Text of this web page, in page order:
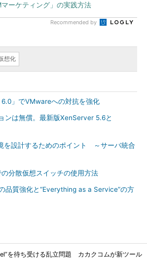
ーケティング」の実践方法
Recommended by
想化
」でVMwareへの対抗を強化
ンは無償。最新版XenServer 5.6と
を設計するためのポイント ～サーバ統合
分散仮想スイッチの使用方法
品質強化と“Everything as a Service”の方
を待ち受ける乱立問題 カカクコムが新ツール